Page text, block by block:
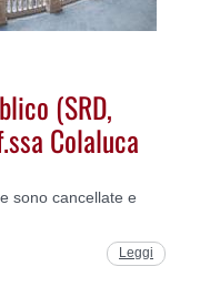
(SRD,
Colaluca
sono cancellate e
Leggi